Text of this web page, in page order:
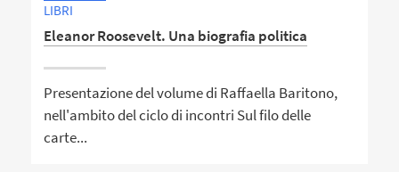
LIBRI
Eleanor Roosevelt. Una biografia politica
Presentazione del volume di Raffaella Baritono,
nell'ambito del ciclo di incontri Sul filo delle
carte...